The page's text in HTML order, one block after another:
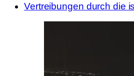
Vertreibungen durch die